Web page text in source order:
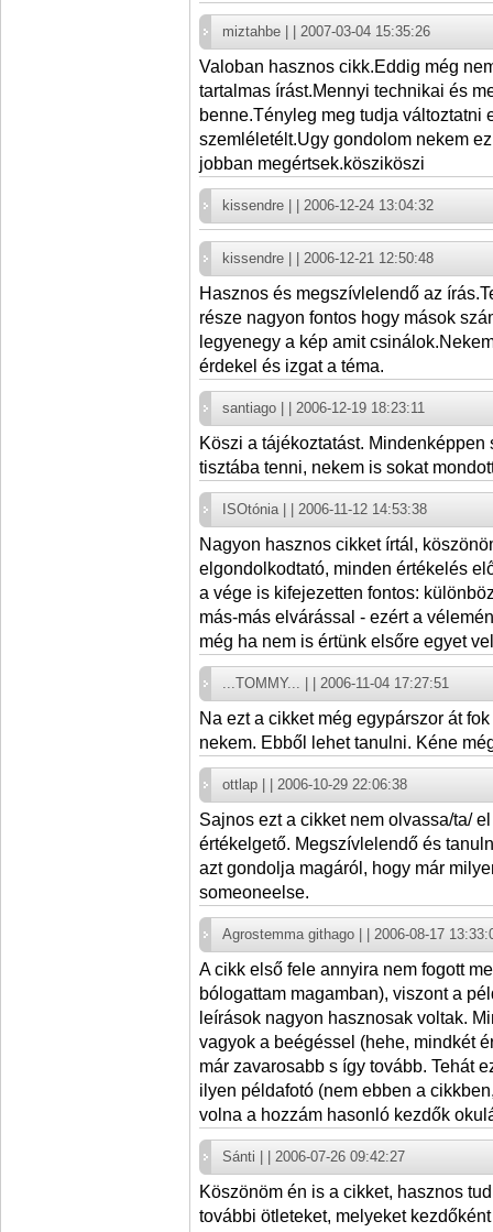
miztahbe | | 2007-03-04 15:35:26
Valoban hasznos cikk.Eddig még
tartalmas írást.Mennyi technikai és
benne.Tényleg meg tudja változtatni
szemléletélt.Ugy gondolom nekem
jobban megértsek.kösziköszi
kissendre | | 2006-12-24 13:04:32
kissendre | | 2006-12-21 12:50:48
Hasznos és megszívlelendő az
része nagyon fontos hogy mások
legyenegy a kép amit
érdekel és izgat a téma.
santiago | | 2006-12-19 18:23:11
Köszi a tájékoztatást.
tisztába tenni, nekem is sokat
ISOtónia | | 2006-11-12 14:53:38
Nagyon hasznos cikket írtál,
elgondolkodtató, minden értékelés
a vége is kifejezetten fontos:
más-más elvárással - ezért a
még ha nem is értünk elsőre egyet
...TOMMY... | | 2006-11-04 17:27:51
Na ezt a cikket még egypárszor át
nekem. Ebből lehet tanulni. Kéne
ottlap | | 2006-10-29 22:06:38
Sajnos ezt a cikket nem olvassa/ta/
értékelgető. Megszívlelendő és
azt gondolja magáról, hogy már
someoneelse.
Agrostemma githago | | 2006-08-17
A cikk első fele annyira nem fogott
bólogattam magamban), viszont a
leírások nagyon hasznosak voltak.
vagyok a beégéssel (hehe, mindkét
már zavarosabb s így tovább. Tehát
ilyen példafotó (nem ebben a
volna a hozzám hasonló kezdők
Sánti | | 2006-07-26 09:42:27
Köszönöm én is a cikket, hasznos
további ötleteket, melyeket